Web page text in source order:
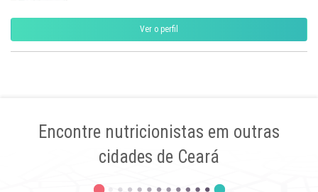
Ver o perfil
Encontre nutricionistas em outras
cidades de Ceará